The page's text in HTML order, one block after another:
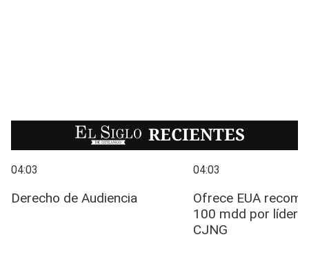
EL SIGLO RECIENTES